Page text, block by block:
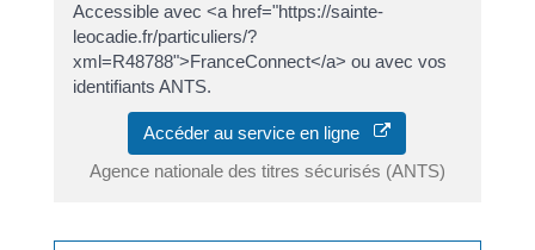
Accessible avec <a href="https://sainte-
leocadie.fr/particuliers/?
xml=R48788">FranceConnect</a> ou avec vos
identifiants ANTS.
Accéder au service en ligne
Agence nationale des titres sécurisés (ANTS)